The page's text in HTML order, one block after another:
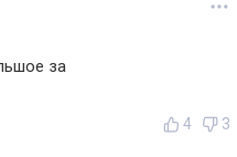
за
4 3